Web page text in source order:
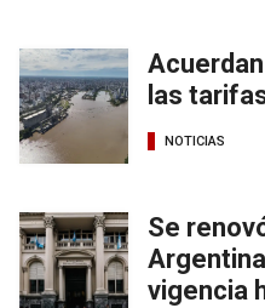
las
NOTICIAS
Se
vigencia